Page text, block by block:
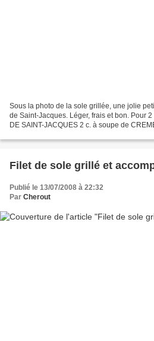
Sous la photo de la sole grillée, une jolie
de Saint-Jacques. Léger, frais et bon. Pour
DE SAINT-JACQUES 2 c. à soupe de
Filet de sole grillé et
Publié le 13/07/2008 à 22:32
Par Cherout